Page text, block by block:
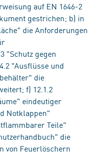
auf EN 1646-2
gestrichen; b) in
die Anforderungen
"Schutz gegen
"Ausflüsse und
die
f) 12.1.2
eindeutiger
Notklappen"
Teile"
die
von Feuerlöschern